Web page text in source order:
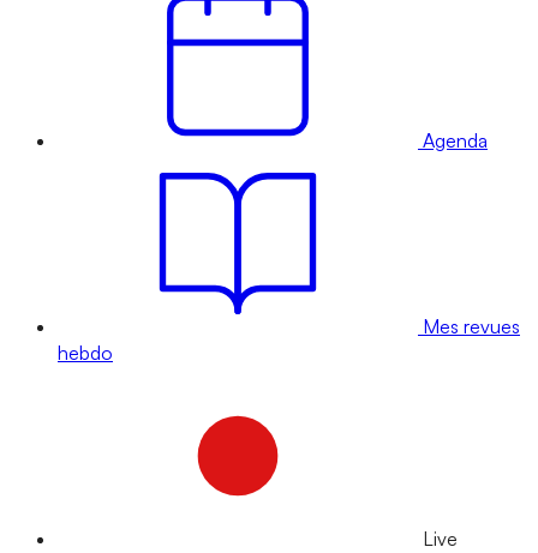
Agenda
Mes revues
hebdo
Live